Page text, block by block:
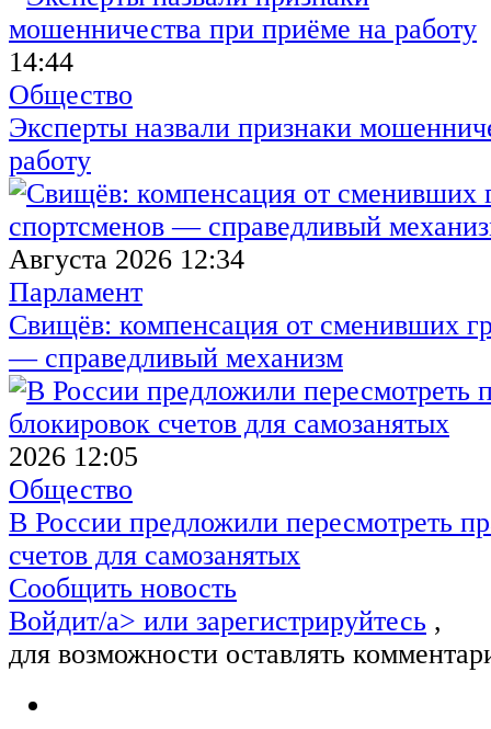
14:44
Общество
Эксперты назвали признаки
работу
Августа 2026 12:34
Парламент
Свищёв: компенсация от сменивших
— справедливый механизм
2026 12:05
Общество
В России предложили пересмотреть
счетов для самозанятых
Сообщить новость
Войдит/a> или зарегистрируйтесь ,
для возможности оставлять